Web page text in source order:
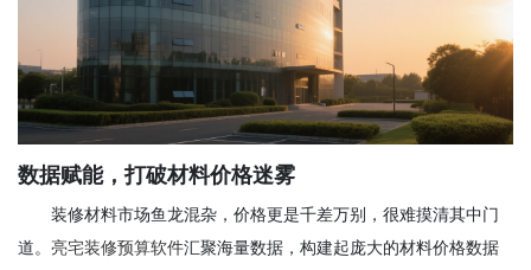
数据赋能，打破材料价格迷雾
装修材料市场鱼龙混杂，价格更是千差万别，很难摸清其中门
道。 亮宅装修预算软件汇聚海量数据，构建起庞大的材料价格数据